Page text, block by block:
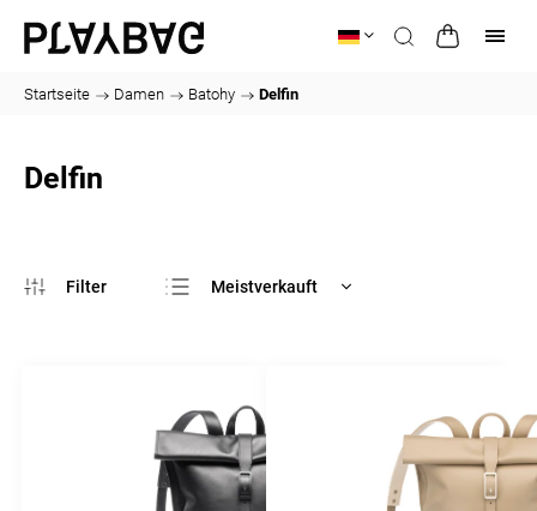
Startseite / Damen / Batohy / Delfin
Delfin
Meistverkauft
Alphabetisch